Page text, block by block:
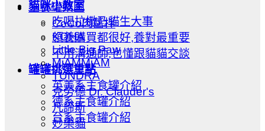
鍵
字:
貓咪小教室
吃喝拉撒乃貓生大事
領養購買都很好,養對最重要
不用溝通師,也懂跟貓貓交談
罐罐挑選重點
英美系主食罐介紹
德系主食罐介紹
台系主食罐介紹
主食罐樂園
CoCo肉醬拌
KOHA
Little Big Paw
MjAMMjAM
TUNDRA
克勞德 Dr. Clauder's
凡諦斯
妙樂貓